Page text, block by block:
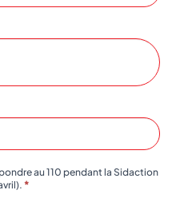
au 110 pendant la Sidaction
*